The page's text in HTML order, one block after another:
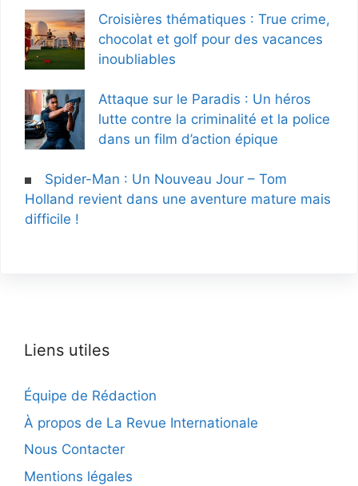
Croisières thématiques : True crime,
chocolat et golf pour des vacances
inoubliables
Attaque sur le Paradis : Un héros
lutte contre la criminalité et la police
dans un film d’action épique
Spider-Man : Un Nouveau Jour – Tom
Holland revient dans une aventure mature mais
difficile !
Liens utiles
Équipe de Rédaction
À propos de La Revue Internationale
Nous Contacter
Mentions légales